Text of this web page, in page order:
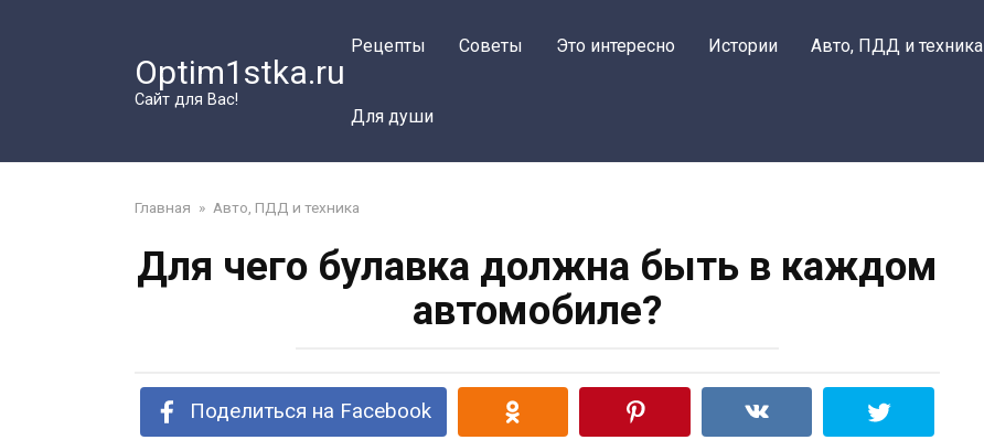
Optim1stka.ru
Сайт для Вас!
Рецепты Советы Это интересно Истории Авто, ПДД и техника
Для души
Главная » Авто, ПДД и техника
Для чего булавка должна быть в каждом
автомобиле?
Поделиться на Facebook